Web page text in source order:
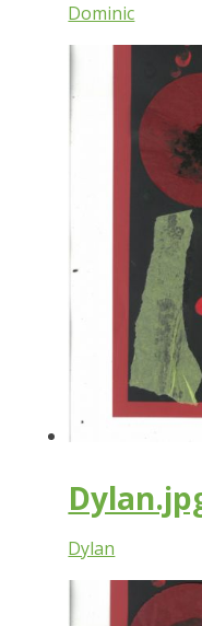
Dominic
Dylan